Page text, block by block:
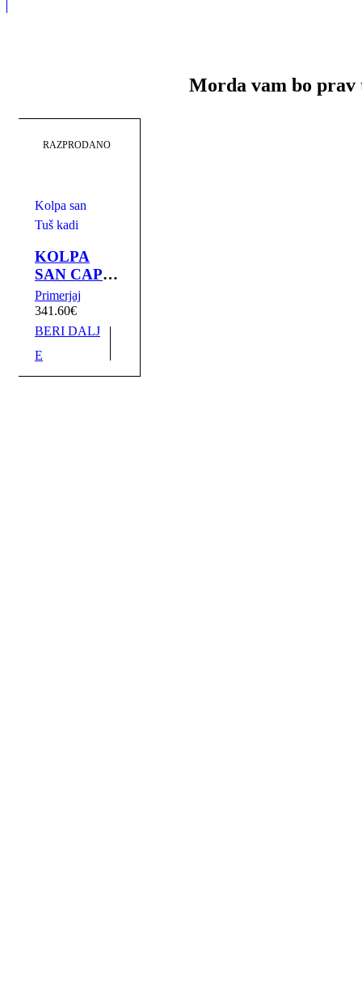
Morda vam bo
RAZPRODANO
Kolpa san
Tuš kadi
KOLPA
SAN CAPO
TUŠ KAD
ZA
VGRADNJO
565030
Primerjaj
341.60€
BERI DALJ
E